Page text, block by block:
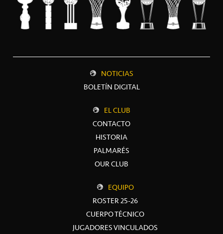
NOTICIAS
BOLETÍN DIGITAL
EL CLUB
CONTACTO
HISTORIA
PALMARÉS
OUR CLUB
EQUIPO
ROSTER 25-26
CUERPO TÉCNICO
JUGADORES VINCULADOS